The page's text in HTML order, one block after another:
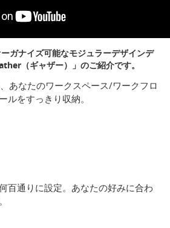
ガナイズ可能なモジュラーデザインデ
（ギャザー）」のご紹介です。
あなたのワークスペース/ワークフロ
ルをすっきり収納。
百通りに設定。あなたの好みに合わ